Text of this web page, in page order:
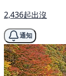
2,436起出沒
通知